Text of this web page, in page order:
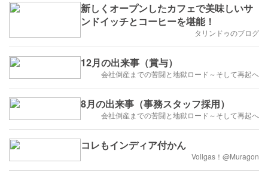
新しくオープンしたカフェで美味しいサ
ンドイッチとコーヒーを堪能！
タリンドゥのブログ
12月の出来事（賞与）
会社倒産までの苦闘と地獄ロード～そして再起へ
8月の出来事（事務スタッフ採用）
会社倒産までの苦闘と地獄ロード～そして再起へ
コレもインディア付かん
Vollgas！@Muragon